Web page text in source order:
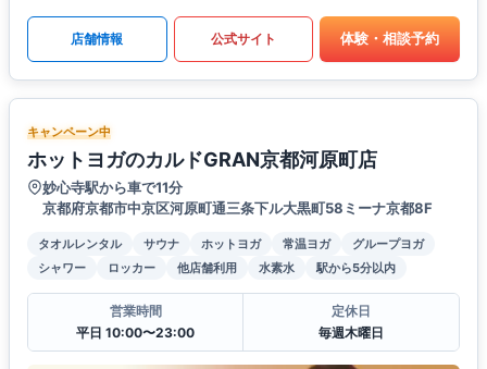
店舗情報 公式サイト 体験・相談予約
キャンペーン中
ホットヨガのカルドGRAN京都河原町店
妙心寺駅から車で11分
京都府京都市中京区河原町通三条下ル大黒町58ミーナ京都8F
タオルレンタル サウナ ホットヨガ 常温ヨガ
グループヨガ
シャワー
ロッカー 他店舗利用 水素水 駅から5分以内
営業時間
平日 10:00〜23:00
定休日
毎週木曜日